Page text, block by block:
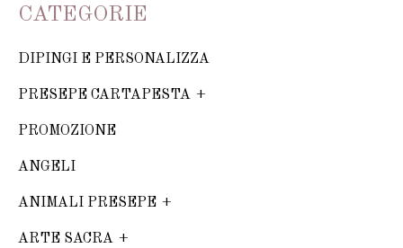
CATEGORIE
DIPINGI E PERSONALIZZA
PRESEPE CARTAPESTA
PROMOZIONE
ANGELI
ANIMALI PRESEPE
ARTE SACRA